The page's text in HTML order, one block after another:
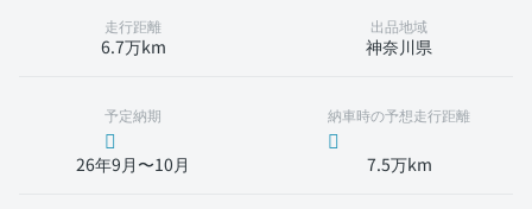
走行距離
6.7万km
出品地域
神奈川県
予定納期
26年9月〜10月
納車時の予想走行距離
7.5万km